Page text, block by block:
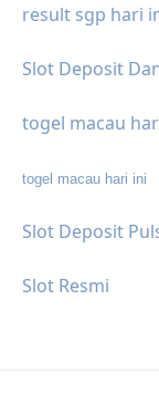
result sgp hari
Slot Deposit
togel macau
togel macau hari ini
Slot Deposit
Slot Resmi